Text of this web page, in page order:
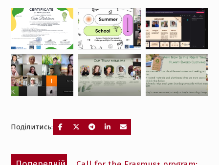
Поділитись:
Навігація
Попередній